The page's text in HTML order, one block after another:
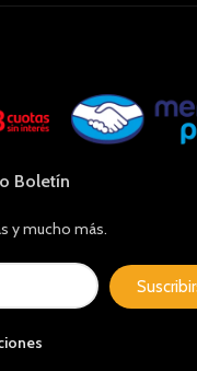
Boletín
y mucho más.